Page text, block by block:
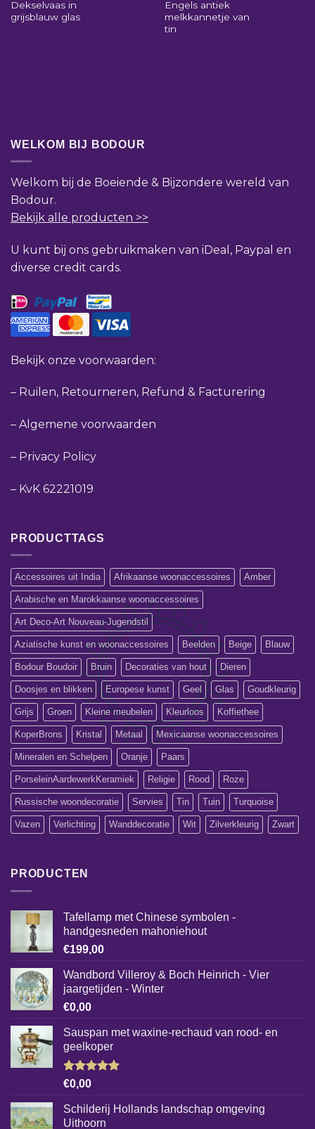
Dekselvaas in
grijsblauw glas
Engels antiek
melkkannetje van
tin
WELKOM BIJ BODOUR
Welkom bij de Boeiende & Bijzondere wereld van
Bodour.
Bekijk alle producten >>
U kunt bij ons gebruikmaken van iDeal, Paypal en
diverse credit cards.
Bekijk onze voorwaarden:
– Ruilen, Retourneren, Refund & Facturering
– Algemene voorwaarden
– Privacy Policy
– KvK 62221019
PRODUCTTAGS
Accessoires uit India Afrikaanse woonaccessoires Amber
Arabische en Marokkaanse woonaccessoires
Art Deco-Art Nouveau-Jugendstil
Aziatische kunst en woonaccessoires Beelden Beige Blauw
Bodour Boudoir Bruin Decoraties van hout Dieren
Doosjes en blikken Europese kunst Geel Glas Goudkleurig
Grijs Groen Kleine meubelen Kleurloos Koffiethee
KoperBrons Kristal Metaal Mexicaanse woonaccessoires
Mineralen en Schelpen Oranje Paars
PorseleinAardewerkKeramiek Religie Rood Roze
Russische woondecoratie Servies Tin Tuin Turquoise
Vazen Verlichting Wanddecoratie Wit Zilverkleurig Zwart
PRODUCTEN
Tafellamp met Chinese symbolen -
handgesneden mahoniehout
€199,00
Wandbord Villeroy & Boch Heinrich - Vier
jaargetijden - Winter
€0,00
Sauspan met waxine-rechaud van rood- en
geelkoper
Gewaardeerd
€0,00
Schilderij Hollands landschap omgeving
Uithoorn